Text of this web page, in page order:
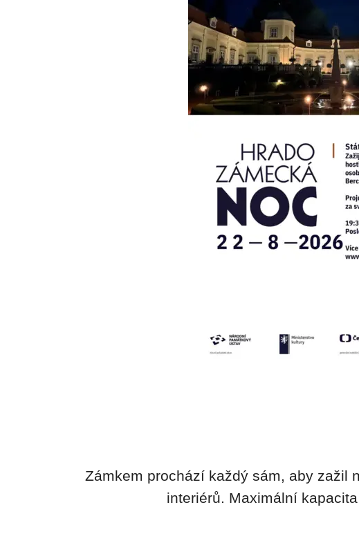
Zámkem prochází každý sám, aby zažil
interiérů. Maximální